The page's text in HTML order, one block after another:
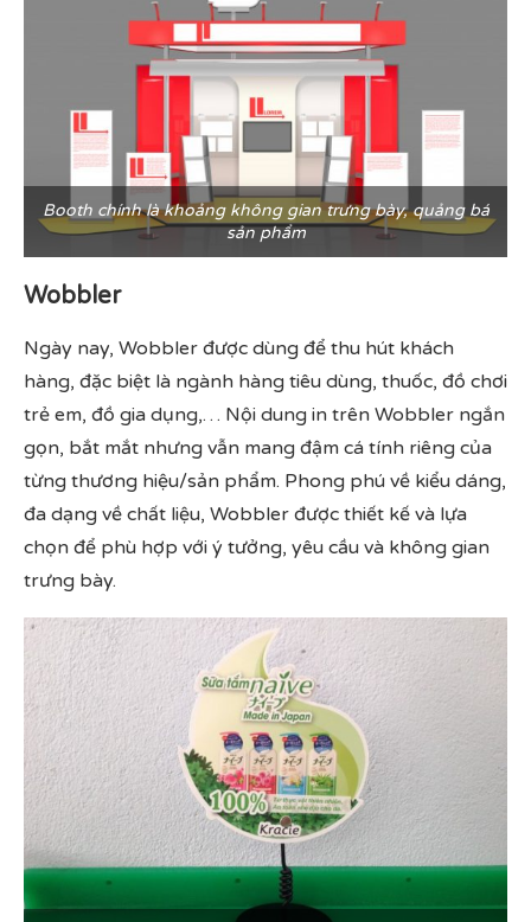
Booth chính là khoảng không gian trưng bày, quảng bá
sản phẩm
Wobbler
Ngày nay, Wobbler được dùng để thu hút khách
hàng, đặc biệt là ngành hàng tiêu dùng, thuốc, đồ chơi
trẻ em, đồ gia dụng,… Nội dung in trên Wobbler ngắn
gọn, bắt mắt nhưng vẫn mang đậm cá tính riêng của
từng thương hiệu/sản phẩm. Phong phú về kiểu dáng,
đa dạng về chất liệu, Wobbler được thiết kế và lựa
chọn để phù hợp với ý tưởng, yêu cầu và không gian
trưng bày.